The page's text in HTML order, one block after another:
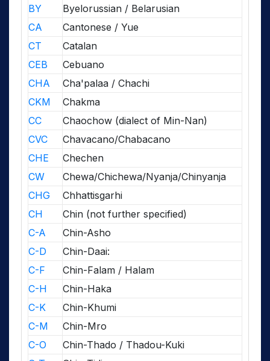
BY
Byelorussian / Belarusian
CA
Cantonese / Yue
CT
Catalan
CEB
Cebuano
CHA
Cha'palaa / Chachi
CKM
Chakma
CC
Chaochow (dialect of Min-Nan)
CVC
Chavacano/Chabacano
CHE
Chechen
CW
Chewa/Chichewa/Nyanja/Chinyanja
CHG
Chhattisgarhi
CH
Chin (not further specified)
C-A
Chin-Asho
C-D
Chin-Daai:
C-F
Chin-Falam / Halam
C-H
Chin-Haka
C-K
Chin-Khumi
C-M
Chin-Mro
C-O
Chin-Thado / Thadou-Kuki